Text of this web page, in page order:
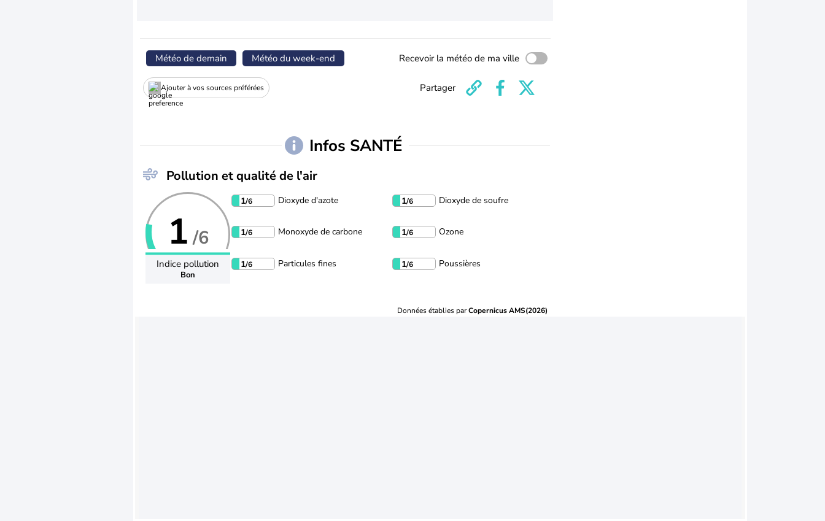
Météo de demain Météo du week-end Recevoir la météo de ma ville
Ajouter à vos sources préférées Partager
Infos SANTÉ
Pollution et qualité de l'air
1 /6
Indice pollution
Bon
1/6 Dioxyde d'azote 1/6 Dioxyde de soufre
1/6 Monoxyde de carbone 1/6 Ozone
1/6 Particules fines 1/6 Poussières
Données établies parCopernicus AMS(2026)